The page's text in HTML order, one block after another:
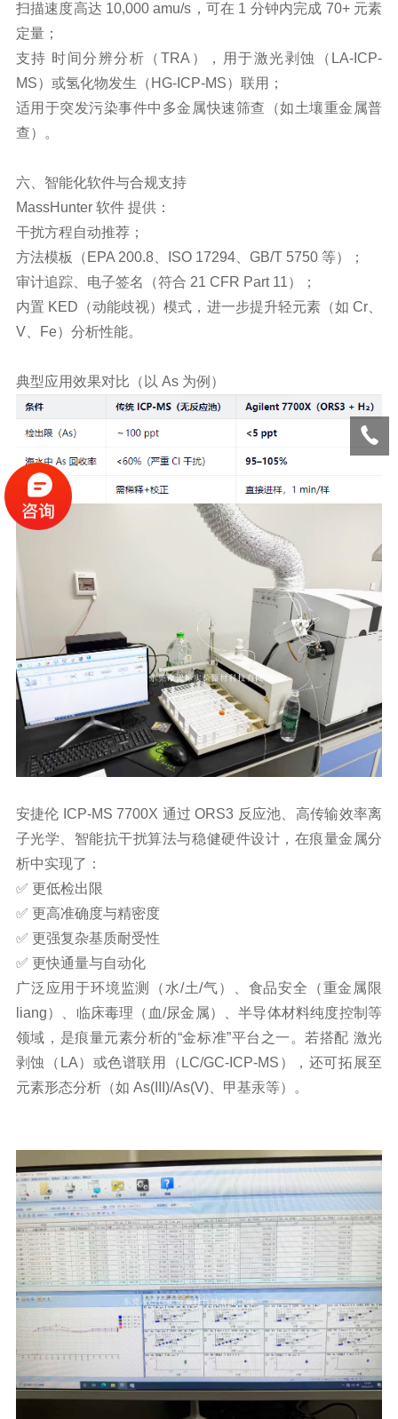
扫描速度高达 10,000 amu/s，可在 1 分钟内完成 70+ 元素
定量；
支持 时间分辨分析（TRA），用于激光剥蚀（LA-ICP-
MS）或氢化物发生（HG-ICP-MS）联用；
适用于突发污染事件中多金属快速筛查（如土壤重金属普
查）。
六、智能化软件与合规支持
MassHunter 软件 提供：
干扰方程自动推荐；
方法模板（EPA 200.8、ISO 17294、GB/T 5750 等）；
审计追踪、电子签名（符合 21 CFR Part 11）；
内置 KED（动能歧视）模式，进一步提升轻元素（如 Cr、
V、Fe）分析性能。
典型应用效果对比（以 As 为例）
安捷伦 ICP-MS 7700X 通过 ORS3 反应池、高传输效率离
子光学、智能抗干扰算法与稳健硬件设计，在痕量金属分
析中实现了：
✅ 更低检出限
✅ 更高准确度与精密度
✅ 更强复杂基质耐受性
✅ 更快通量与自动化
广泛应用于环境监测（水/土/气）、食品安全（重金属限
liang）、临床毒理（血/尿金属）、半导体材料纯度控制等
领域，是痕量元素分析的“金标准”平台之一。若搭配 激光
剥蚀（LA）或色谱联用（LC/GC-ICP-MS），还可拓展至
元素形态分析（如 As(III)/As(V)、甲基汞等）。